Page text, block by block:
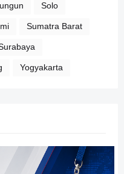
Solo
Sumatra Barat
Yogyakarta